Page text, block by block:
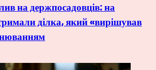
на держпосадовців: на
ділка, який «вирішував